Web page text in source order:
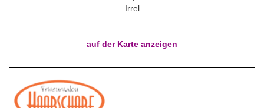
Irrel
auf der Karte anzeigen